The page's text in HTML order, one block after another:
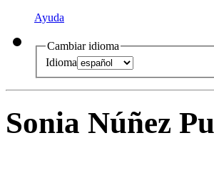
Ayuda
Cambiar idioma
Idioma
Sonia Núñez